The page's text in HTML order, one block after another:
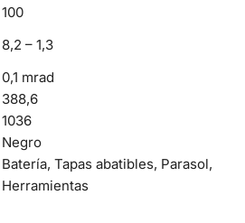
100
8,2 – 1,3
0,1 mrad
388,6
1036
Negro
Batería, Tapas abatibles, Parasol,
Herramientas